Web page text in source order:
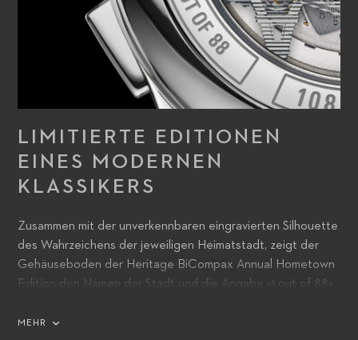
LIMITIERTE EDITIONEN
EINES MODERNEN
KLASSIKERS
Zusammen mit der unverkennbaren eingravierten Silhouette
des Wahrzeichens der jeweiligen Heimatstadt, zeigt der
Gehäuseboden der Heritage BiCompax Annual Hometown
Edition den Namen der Stadt und die Angabe «1 out of 88».
MEHR